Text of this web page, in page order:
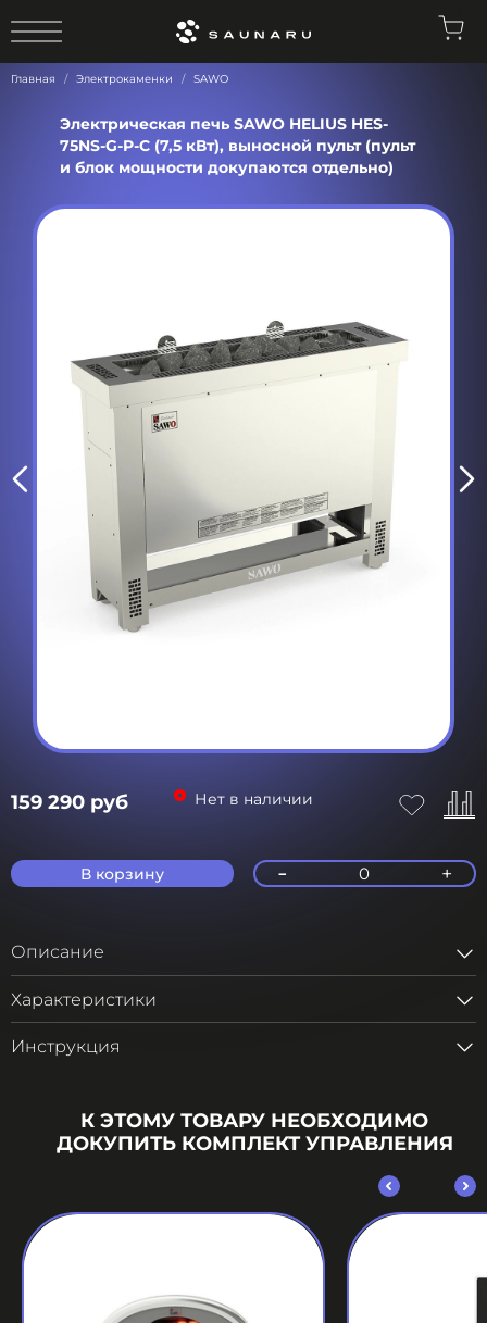
Главная Электрокаменки SAWO
Электрическая печь SAWO HELIUS HES-
75NS-G-P-C (7,5 кВт), выносной пульт (пульт
и блок мощности докупаются отдельно)
159 290 руб Нет в наличии
В корзину - 0 +
Описание
Характеристики
Инструкция
К ЭТОМУ ТОВАРУ НЕОБХОДИМО
ДОКУПИТЬ КОМПЛЕКТ УПРАВЛЕНИЯ